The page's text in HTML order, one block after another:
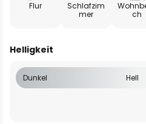
Flur
Schlafzim
mer
ch
Helligkeit
Dunkel Hell